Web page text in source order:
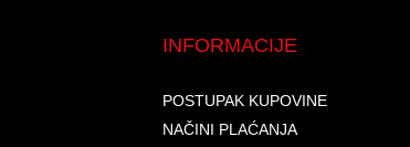
INFORMACIJE
POSTUPAK KUPOVINE
NAČINI PLAĆANJA